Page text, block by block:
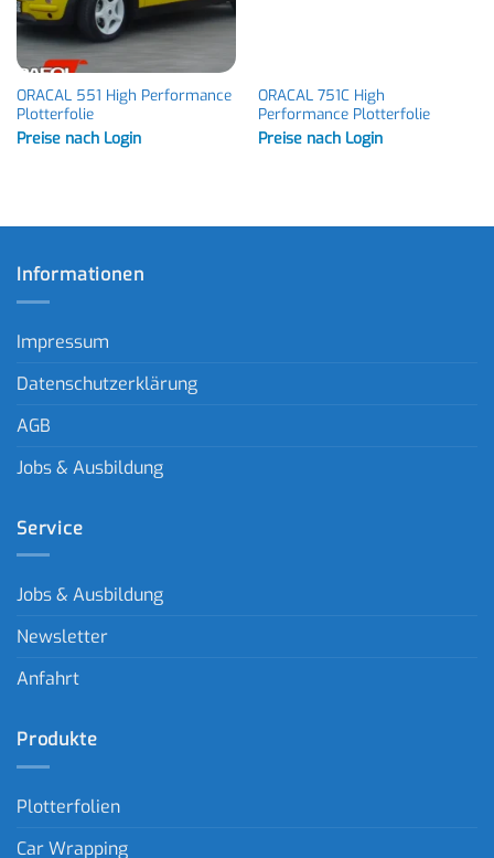
ORACAL 551 High Performance
Plotterfolie
Preise nach Login
ORACAL 751C High
Performance Plotterfolie
Preise nach Login
Informationen
Impressum
Datenschutzerklärung
AGB
Jobs & Ausbildung
Service
Jobs & Ausbildung
Newsletter
Anfahrt
Produkte
Plotterfolien
Car Wrapping